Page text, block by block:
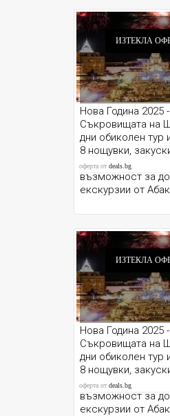
ИЗТЕКЛА
Нова Година 2025 -
Съкровищата на
дни обиколен тур
8 нощувки,
летищни такси,
възможност за
екскурзии от
оферта отdeals.bg
ИЗТЕКЛА
Нова Година 2025 -
Съкровищата на
дни обиколен тур
8 нощувки,
летищни такси,
възможност за
екскурзии от
оферта отdeals.bg